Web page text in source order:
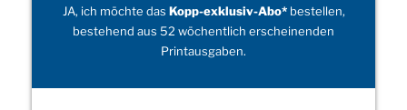
JA, ich möchte das Kopp-exklusiv-Abo*bestellen,
bestehend aus 52 wöchentlich erscheinenden
Printausgaben.